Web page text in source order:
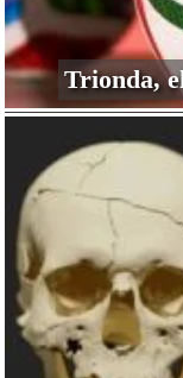
Trionda,